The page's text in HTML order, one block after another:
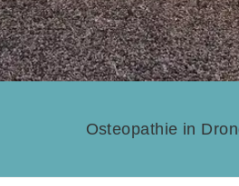
Osteopathie in